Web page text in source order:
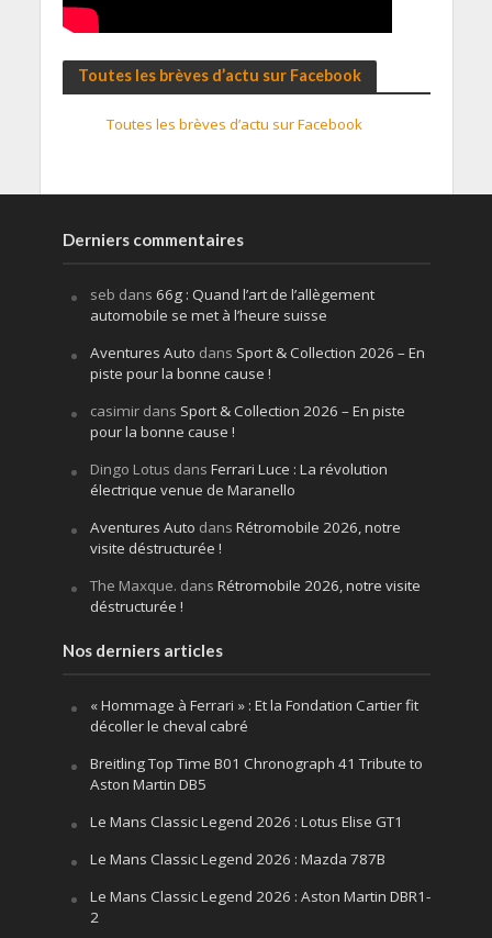
Toutes les brèves d’actu sur Facebook
Toutes les brèves d’actu sur Facebook
Derniers commentaires
seb dans 66g : Quand l’art de l’allègement
automobile se met à l’heure suisse
Aventures Auto dans Sport & Collection 2026 – En
piste pour la bonne cause !
casimirdans Sport & Collection 2026 – En piste
pour la bonne cause !
Dingo Lotus dans Ferrari Luce : La révolution
électrique venue de Maranello
Aventures Auto dans Rétromobile 2026, notre
visite déstructurée !
The Maxque. dans Rétromobile 2026, notre visite
déstructurée !
Nos derniers articles
« Hommage à Ferrari » : Et la Fondation Cartier fit
décoller le cheval cabré
Breitling Top Time B01 Chronograph 41 Tribute to
Aston Martin DB5
Le Mans Classic Legend 2026 : Lotus Elise GT1
Le Mans Classic Legend 2026 : Mazda 787B
Le Mans Classic Legend 2026 : Aston Martin DBR1-
2